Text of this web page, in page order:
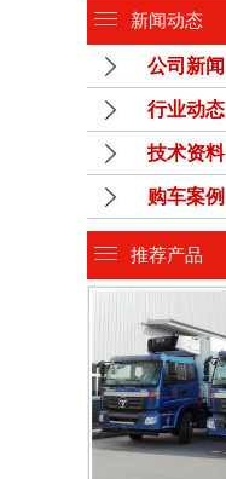
新闻动态
公司新闻
行业动态
技术资料
购车案例
推荐产品